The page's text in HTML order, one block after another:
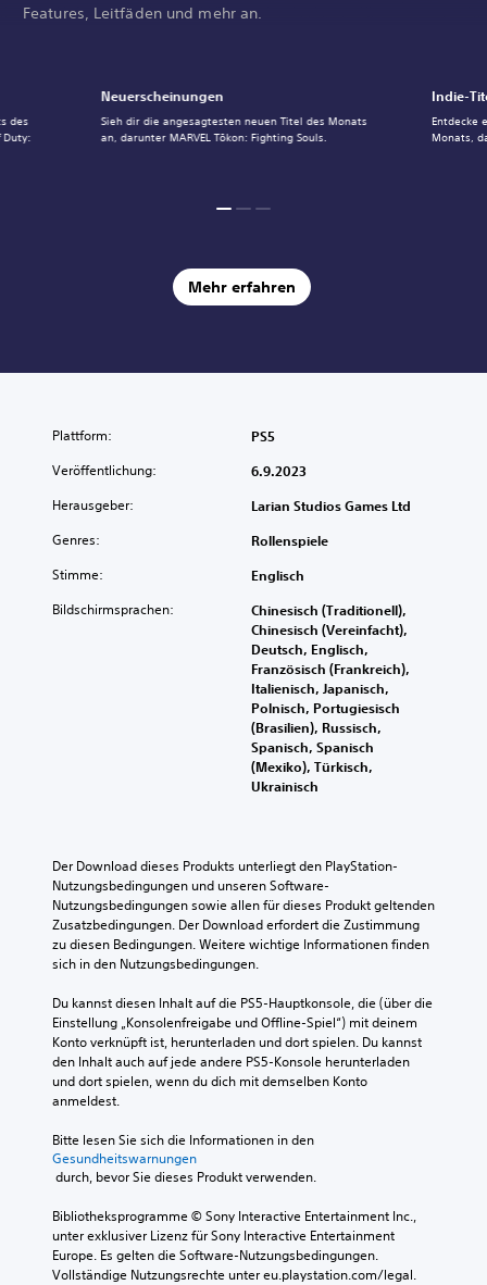
Features, Leitfäden und mehr an.
Neuerscheinungen
Sieh dir die angesagtesten neuen Titel des Monats
an, darunter MARVEL Tōkon: Fighting Souls.
Indie-
Entdecke
Monats,
des
Duty:
Mehr erfahren
Plattform: PS5
Veröffentlichung: 6.9.2023
Herausgeber: Larian Studios Games Ltd
Genres: Rollenspiele
Stimme: Englisch
Bildschirmsprachen:
Chinesisch (Traditionell),
Chinesisch (Vereinfacht),
Deutsch, Englisch,
Französisch (Frankreich),
Italienisch, Japanisch,
Polnisch, Portugiesisch
(Brasilien), Russisch,
Spanisch, Spanisch
(Mexiko), Türkisch,
Ukrainisch
Der Download dieses Produkts unterliegt den PlayStation-
Nutzungsbedingungen und unseren Software-
Nutzungsbedingungen sowie allen für dieses Produkt geltenden
Zusatzbedingungen. Der Download erfordert die Zustimmung
zu diesen Bedingungen. Weitere wichtige Informationen finden
sich in den Nutzungsbedingungen.
Du kannst diesen Inhalt auf die PS5-Hauptkonsole, die (über die
Einstellung „Konsolenfreigabe und Offline-Spiel“) mit deinem
Konto verknüpft ist, herunterladen und dort spielen. Du kannst
den Inhalt auch auf jede andere PS5-Konsole herunterladen
und dort spielen, wenn du dich mit demselben Konto
anmeldest.
Bitte lesen Sie sich die Informationen in den
Gesundheitswarnungen
durch, bevor Sie dieses Produkt verwenden.
Bibliotheksprogramme © Sony Interactive Entertainment Inc.,
unter exklusiver Lizenz für Sony Interactive Entertainment
Europe. Es gelten die Software-Nutzungsbedingungen.
Vollständige Nutzungsrechte unter eu.playstation.com/legal.